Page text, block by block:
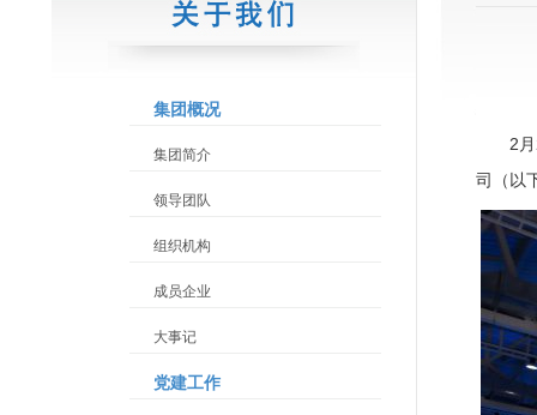
集团概况
集团简介
领导团队
组织机构
成员企业
大事记
党建工作
2
司（以